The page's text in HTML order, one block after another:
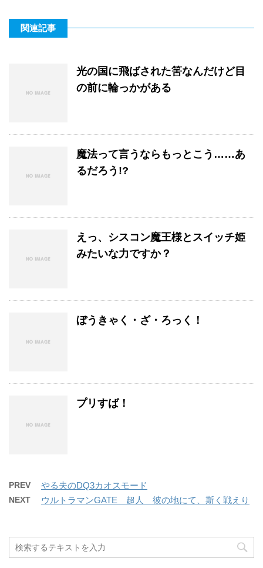
関連記事
光の国に飛ばされた筈なんだけど目
の前に輪っかがある
魔法って言うならもっとこう……あ
るだろう!?
えっ、シスコン魔王様とスイッチ姫
みたいな力ですか？
ぼうきゃく・ざ・ろっく！
プリすば！
PREV やる夫のDQ3カオスモード
NEXT ウルトラマンGATE 超人 彼の地にて、斯く戦えり